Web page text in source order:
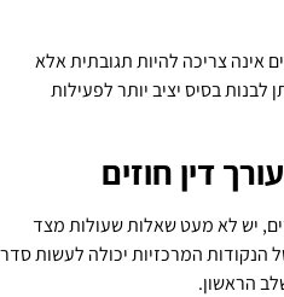
אינה צריכה להיות תגובתית אלא
לבנות בסיס יציב יותר לפעילות
דין חוזים
יש לא מעט שאלות שעולות מצד
הנקודות המרכזיות יכולה לעשות סדר
הראשון.